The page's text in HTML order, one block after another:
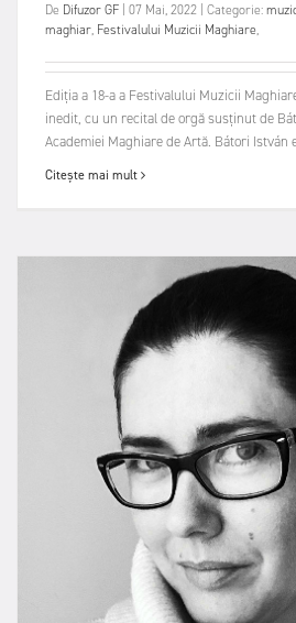
De Difuzor GF 07 Mai, 2022 Categorie:
maghiar, Festivalului Muzicii Maghiare,
Ediția a 18-a a Festivalului Muzicii
inedit, cu un recital de orgă susținut de
Academiei Maghiare de Artă. Bátori István
Citește mai mult